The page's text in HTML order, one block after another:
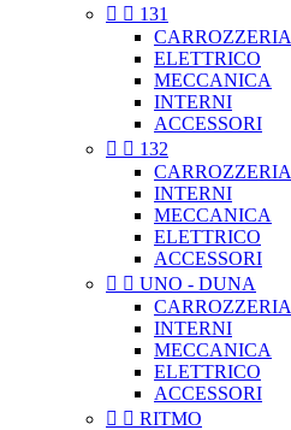
  131
CARROZZERIA
ELETTRICO
MECCANICA
INTERNI
ACCESSORI
  132
CARROZZERIA
INTERNI
MECCANICA
ELETTRICO
ACCESSORI
  UNO - DUNA
CARROZZERIA
INTERNI
MECCANICA
ELETTRICO
ACCESSORI
  RITMO